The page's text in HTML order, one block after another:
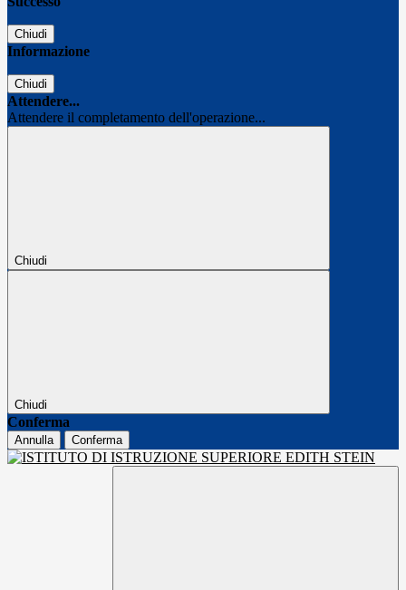
Chiudi
Informazione
Chiudi
Attendere...
Attendere il completamento dell'operazione...
Chiudi
Chiudi
Conferma
Annulla Conferma